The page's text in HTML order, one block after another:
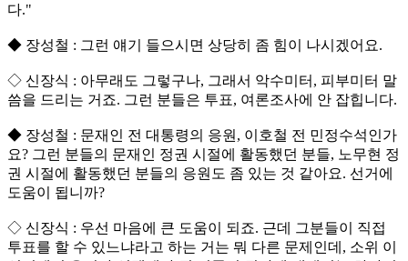
다."
◆ 장성철 : 그런 얘기 들으시면 상당히 좀 힘이 나시겠어요.
◇ 신장식 : 아무래도 그렇구나, 그래서 악수미터, 피부미터 말
씀을 드리는 거죠. 그런 분들은 투표, 여론조사에 안 잡힙니다.
◆ 장성철 : 문재인 전 대통령의 응원, 이호철 전 민정수석인가
요? 그런 분들의 문재인 정권 시절에 활동했던 분들, 노무현 정
권 시절에 활동했던 분들의 응원도 좀 있는 것 같아요. 선거에
도움이 됩니까?
◇ 신장식 : 우선 마음에 큰 도움이 되죠. 근데 그분들이 직접
투표를 할 수 있느냐라고 하는 거는 뭐 다른 문제인데, 소위 이